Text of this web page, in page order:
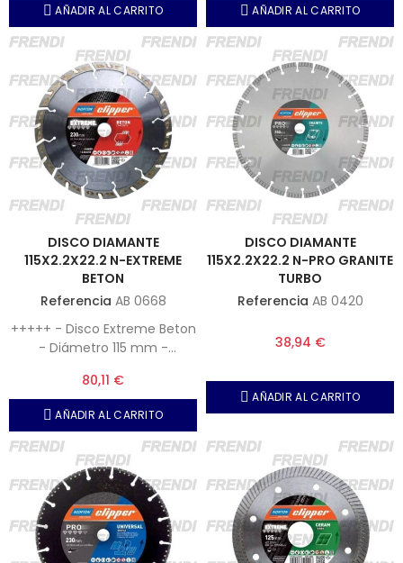
AÑADIR AL CARRITO AÑADIR AL CARRITO
DISCO DIAMANTE
115X2.2X22.2 N-EXTREME
BETON
Referencia AB 0668
+++++ - Disco Extreme Beton
- Diámetro 115 mm -
armado
80,11 €
AÑADIR AL CARRITO
DISCO DIAMANTE
115X2.2X22.2 N-PRO GRANITE
TURBO
Referencia AB 0420
38,94 €
AÑADIR AL CARRITO